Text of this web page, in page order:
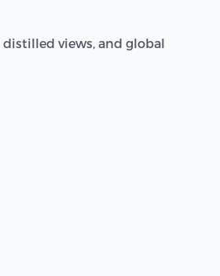
distilled views, and global